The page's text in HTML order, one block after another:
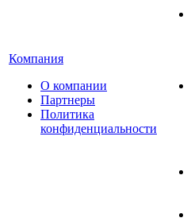
Компания
О компании
Партнеры
Политика
конфиденциальности